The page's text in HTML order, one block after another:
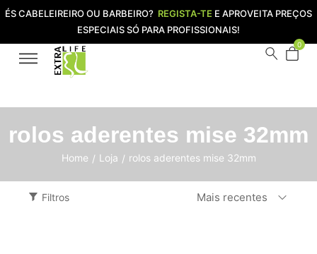
ÉS CABELEIREIRO OU BARBEIRO? REGISTA-TE E APROVEITA PREÇOS
ESPECIAIS SÓ PARA PROFISSIONAIS!
0
rolos aderentes mise 32mm
Home / Loja / rolos aderentes mise 32mm
Filtros Mais recentes